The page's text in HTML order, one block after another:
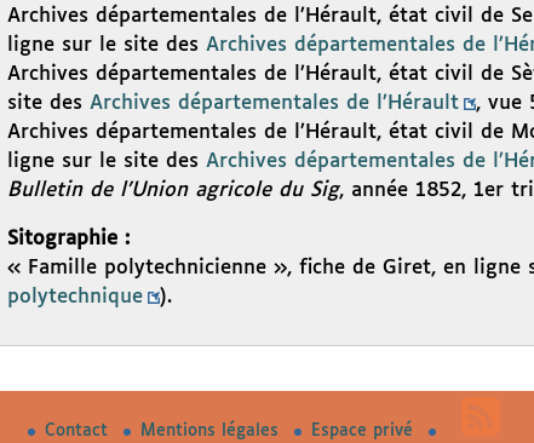
Archives départementales de l’Hérault, état civil de
ligne sur le site des Archives départementales de
Archives départementales de l’Hérault, état civil de
site des Archives départementales de l’Hérault
, vue
Archives départementales de l’Hérault, état civil de
ligne sur le site des Archives départementales de
Bulletin de l’Union agricole du Sig, année 1852, 1er
Sitographie :
« Famille polytechnicienne », fiche de Giret, en ligne
polytechnique
).
Contact Mentions légales Espace privé